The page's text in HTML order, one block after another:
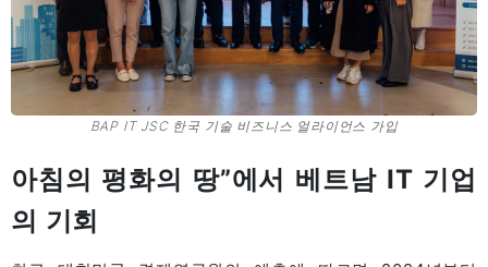
BAP IT JSC 한국 기술 비즈니스 얼라이언스 가입
아침의 평화의 땅”에서 베트남 IT 기업
의 기회